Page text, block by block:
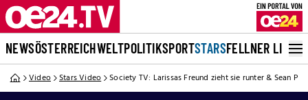
NEWSÖSTERREICHWELTPOLITIKSPORTSTARSFELLNER LIVE
Video Stars Video Society TV: Larissas Freund zieht sie runter & Sean